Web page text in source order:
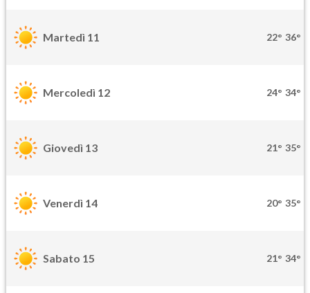
Martedì 11 22° 36°
Mercoledì 12 24° 34°
Giovedì 13 21° 35°
Venerdì 14 20° 35°
Sabato 15 21° 34°